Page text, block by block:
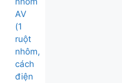
AV
(1
ruột
nhôm,
cách
điện